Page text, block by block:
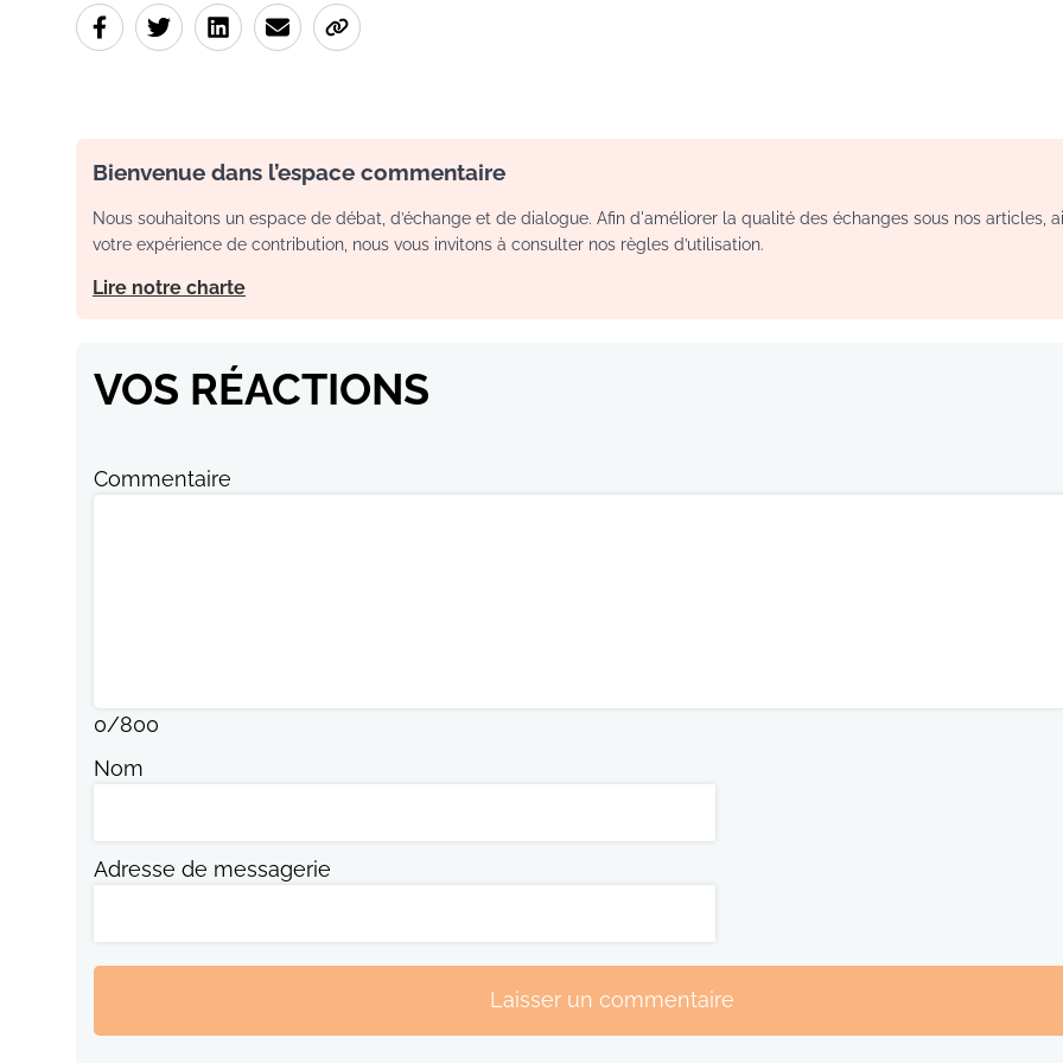
Bienvenue dans l’espace commentaire
Nous souhaitons un espace de débat, d’échange et de dialogue. Afin d'améliorer la qualité des échanges sous nos articles,
votre expérience de contribution, nous vous invitons à consulter nos règles d’utilisation.
Lire notre charte
VOS RÉACTIONS
Commentaire
0/800
Nom
Adresse de messagerie
Laisser un commentaire